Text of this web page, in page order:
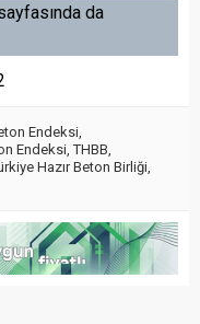
da
Endeksi
Endeksi ,THBB
Hazır Beton Birliği